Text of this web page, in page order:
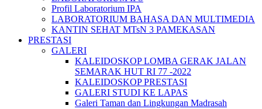
Profil Laboratorium IPA
LABORATORIUM BAHASA DAN MULTIMEDIA
KANTIN SEHAT MTsN 3 PAMEKASAN
PRESTASI
GALERI
KALEIDOSKOP LOMBA GERAK JALAN
SEMARAK HUT RI 77 -2022
KALEIDOSKOP PRESTASI
GALERI STUDI KE LAPAS
Galeri Taman dan Lingkungan Madrasah